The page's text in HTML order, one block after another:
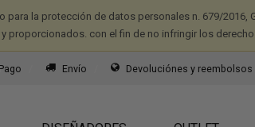
la protección de datos personales n. 679/2016,
con el fin de no infringir los
Envío Devoluciónes y reembolsos